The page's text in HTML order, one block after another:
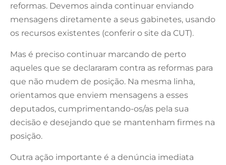
reformas. Devemos ainda continuar enviando
mensagens diretamente a seus gabinetes, usando
os recursos existentes (conferir o site da CUT).
Mas é preciso continuar marcando de perto
aqueles que se declararam contra as reformas para
que não mudem de posição. Na mesma linha,
orientamos que enviem mensagens a esses
deputados, cumprimentando-os/as pela sua
decisão e desejando que se mantenham firmes na
posição.
Outra ação importante é a denúncia imediata